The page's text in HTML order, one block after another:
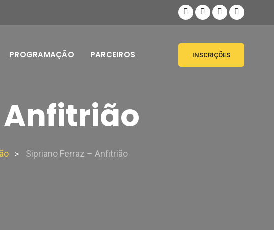
PROGRAMAÇÃO PARCEIROS INSCRIÇÕES
Anfitrião
> Sipriano Ferraz – Anfitrião